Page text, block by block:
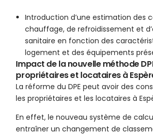
Introduction d’une estimation des
chauffage, de refroidissement et
sanitaire en fonction des
logement et des équipements
Impact de la nouvelle méthode
propriétaires et locataires à
La réforme du DPE peut avoir des
les propriétaires et les locataires à
En effet, le nouveau système de
entraîner un changement de